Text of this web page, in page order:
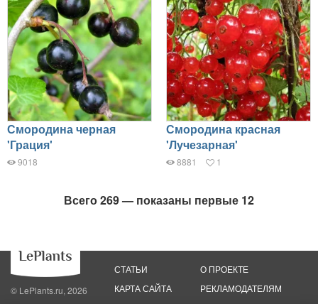
Смородина черная
'Грация'
9018
Смородина красная
'Лучезарная'
8881 1
Всего 269 — показаны первые 12
© LePlants.ru, 2026
СТАТЬИ
КАРТА САЙТА
О ПРОЕКТЕ
РЕКЛАМОДАТЕЛЯМ